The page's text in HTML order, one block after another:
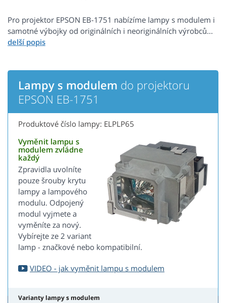
Pro projektor EPSON EB-1751 nabízíme lampy s modulem i
samotné výbojky od originálních i neoriginálních výrobců...
Lampy s modulem do projektoru
EPSON EB-1751
Produktové číslo lampy: ELPLP65
Vyměnit lampu s
modulem zvládne
každý
Zpravidla uvolníte
pouze šrouby krytu
lampy a lampového
modulu. Odpojený
modul vyjmete a
vyměníte za nový.
Vybírejte ze 2 variant
lamp - značkové nebo kompatibilní.
VIDEO - jak vyměnit lampu s modulem
Varianty lampy s modulem